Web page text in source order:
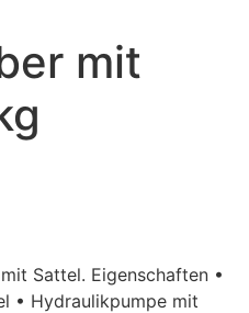
mit
Sattel. Eigenschaften •
• Hydraulikpumpe mit